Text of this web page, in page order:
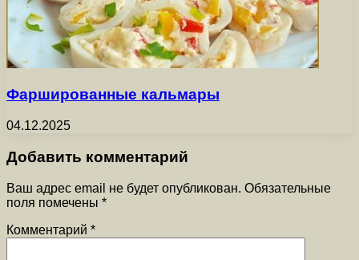
Фаршированные кальмары
04.12.2025
Добавить комментарий
Ваш адрес email не будет опубликован. Обязательные
поля помечены *
Комментарий *